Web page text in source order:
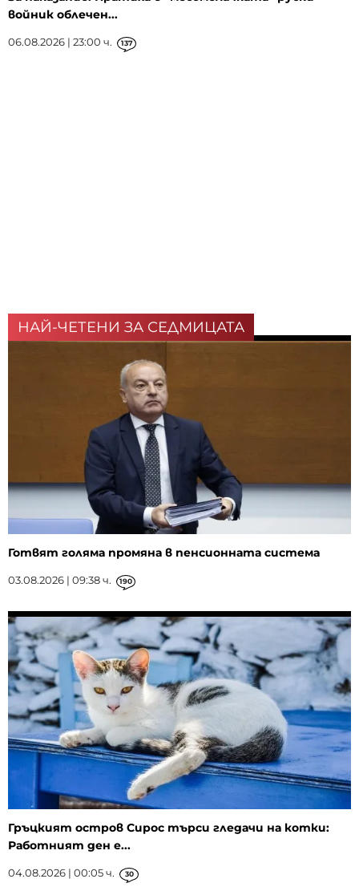
войник облечен...
06.08.2026 | 23:00 ч. 137
НАЙ-ЧЕТЕНИ ЗА СЕДМИЦАТА
Готвят голяма промяна в пенсионната система
03.08.2026 | 09:38 ч. 190
Гръцкият остров Сирос търси гледачи на котки:
Работният ден е...
04.08.2026 | 00:05 ч. 30